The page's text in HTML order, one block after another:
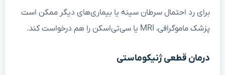
برای رد احتمال سرطان سینه یا بیماری‌های دیگر ممکن است
پزشک ماموگرافی، MRI یا سی‌تی‌اسکن را هم درخواست کند.
درمان قطعی ژنیکوماستی